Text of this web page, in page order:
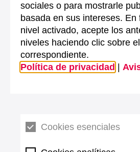
sociales o para mostrarle
basada en sus intereses. En
nivel activado, acepte los
niveles haciendo clic sobre
correspondiente.
Política de privacidad
Cookies esenciales